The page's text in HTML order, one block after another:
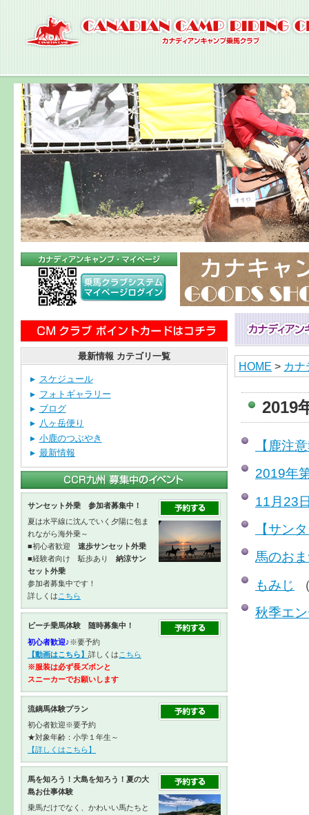
HOME > カ
2019
【鹿注
2019年
11月23
【サン
馬のお
もみじ
秋季エ
最新情報 カテゴリ一覧
スケジュール
フォトギャラリー
ブログ
八ヶ岳便り
小鹿のつぶやき
最新情報
サンセット外乗 参加者募集中！
夏は水平線に沈んでいく夕陽に包ま
れながら海外乗～
■初心者歓迎 速歩サンセット外乗
■経験者向け 駈歩あり 納涼サン
セット外乗
参加者募集中です！
詳しくは こちら
ビーチ乗馬体験 随時募集中！
初心者歓迎♪※要予約
【動画はこちら】 詳しくは こちら
※服装は必ず長ズボンと
スニーカーでお願いします
流鏑馬体験プラン
初心者歓迎※要予約
★対象年齢：小学１年生～
【詳しくはこちら】
馬を知ろう！大島を知ろう！夏の大
島お仕事体験
乗馬だけでなく、かわいい馬たちと